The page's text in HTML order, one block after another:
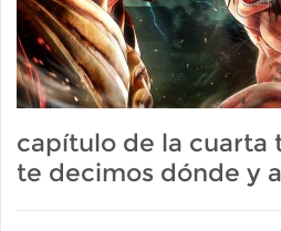
capítulo de la cuarta
te decimos dónde y